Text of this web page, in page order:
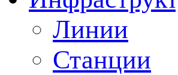
Линии
Станции